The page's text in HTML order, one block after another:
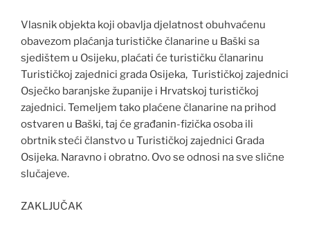
Vlasnik objekta koji obavlja djelatnost obuhvaćenu
obavezom plaćanja turističke članarine u Baški sa
sjedištem u Osijeku, plaćati će turističku članarinu
Turističkoj zajednici grada Osijeka, Turističkoj zajednici
Osječko baranjske županije i Hrvatskoj turističkoj
zajednici. Temeljem tako plaćene članarine na prihod
ostvaren u Baški, taj će građanin-fizička osoba ili
obrtnik steći članstvo u Turističkoj zajednici Grada
Osijeka. Naravno i obratno. Ovo se odnosi na sve slične
slučajeve.
ZAKLJUČAK